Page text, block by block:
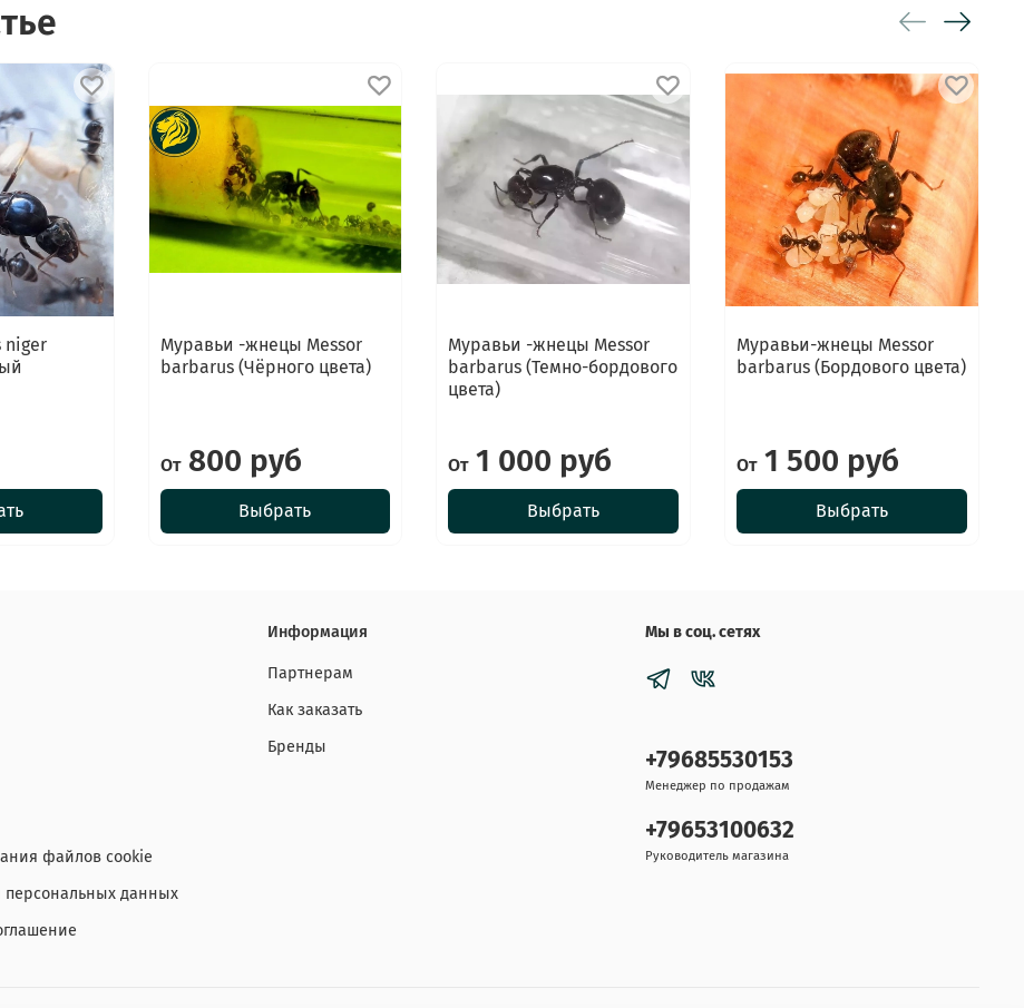
niger
Муравьи -жнецы Messor
barbarus (Чёрного цвета)
От800 руб
Выбрать
Муравьи -жнецы Messor
barbarus (Темно-бордового
цвета)
От1 000 руб
Выбрать
Муравьи-жнецы Messor
barbarus (Бордового цвета)
От1 500 руб
Выбрать
файлов cookie
персональных данных
Информация
Партнерам
Как заказать
Бренды
Мы в соц. сетях
+79685530153
Менеджер по продажам
+79653100632
Руководитель магазина